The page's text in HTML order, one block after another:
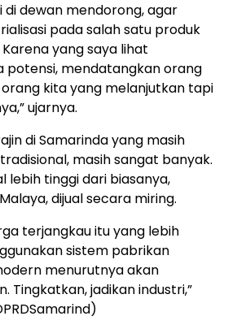
di dewan mendorong, agar
pada salah satu produk
yang saya lihat
potensi, mendatangkan orang
kita yang melanjutkan tapi
ujarnya.
di Samarinda yang masih
masih sangat banyak.
lebih tinggi dari biasanya,
dijual secara miring.
terjangkau itu yang lebih
sistem pabrikan
menurutnya akan
Tingkatkan, jadikan industri,”